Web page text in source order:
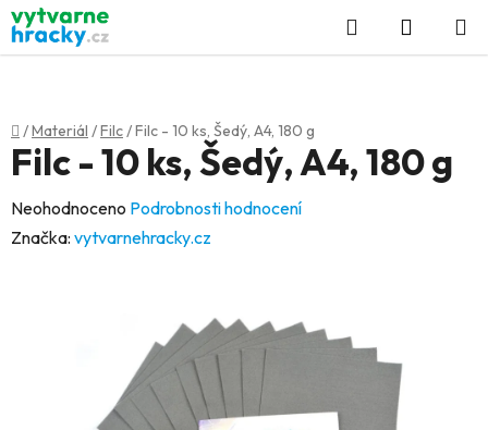
Přejít
na
obsah
Hledat
KOŠÍK
Domů
/Materiál /Filc/Filc - 10 ks, Šedý, A4, 180 g
Filc - 10 ks, Šedý, A4, 180 g
Průměrné
hodnocení
Neohodnoceno Podrobnosti hodnocení
Značka: vytvarnehracky.cz